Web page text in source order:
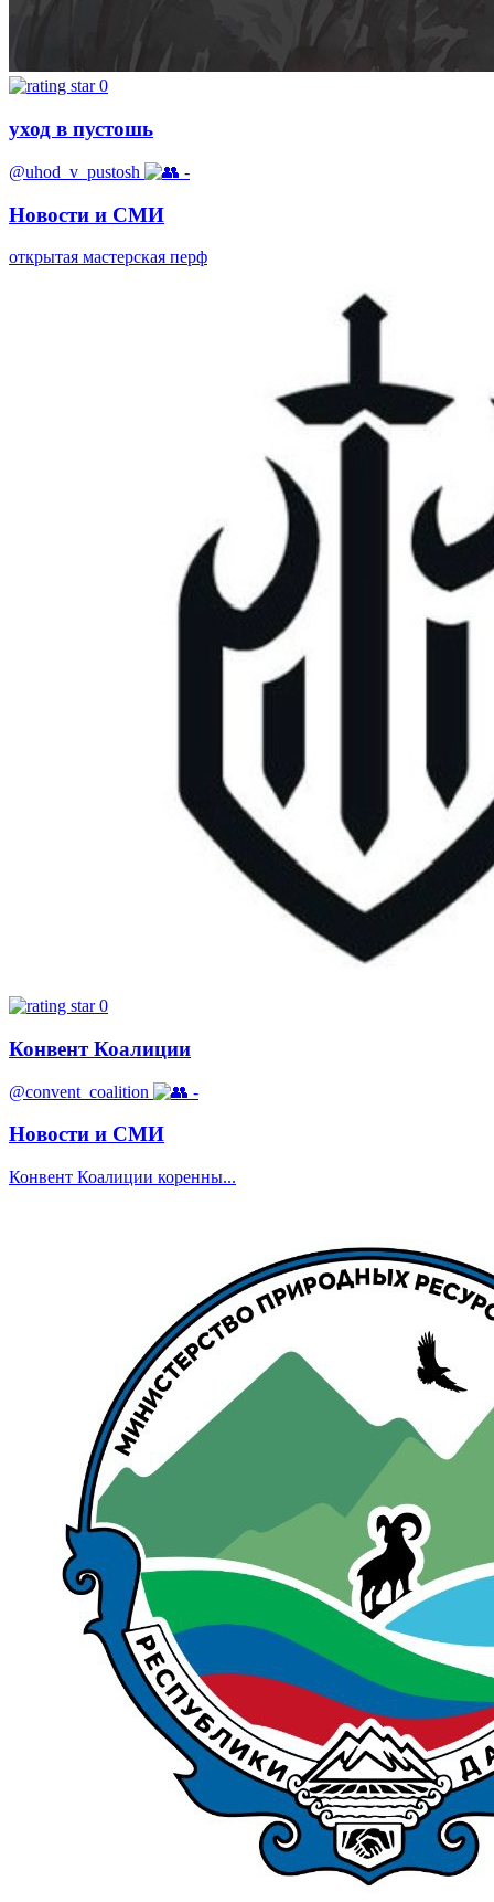
0
уход в пустошь
@uhod_v_pustosh -
Новости и СМИ
открытая мастерская перф
0
Конвент Коалиции
@convent_coalition -
Новости и СМИ
Конвент Коалиции коренны...